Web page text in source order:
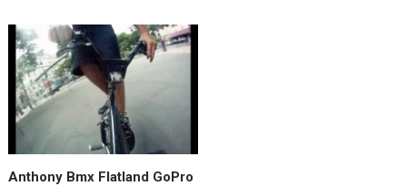
Anthony Bmx Flatland GoPro